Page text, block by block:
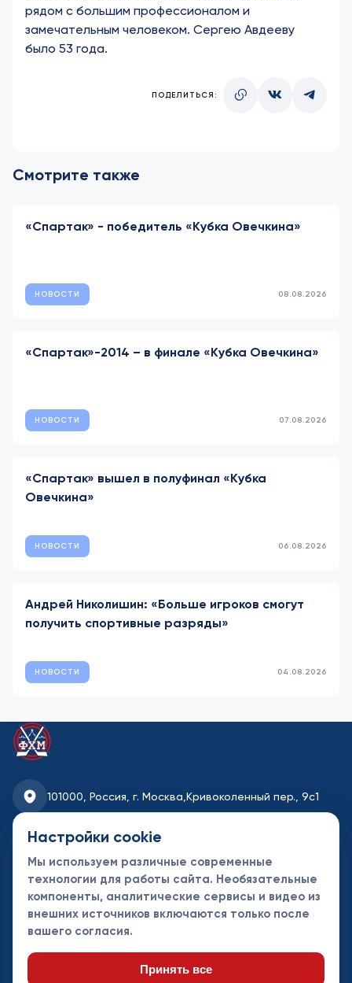
рядом с большим профессионалом и
замечательным человеком. Сергею Авдееву
было 53 года.
ПОДЕЛИТЬСЯ:
Смотрите также
«Спартак» - победитель «Кубка Овечкина»
НОВОСТИ 08.08.2026
«Спартак»-2014 – в финале «Кубка Овечкина»
НОВОСТИ 07.08.2026
«Спартак» вышел в полуфинал «Кубка
Овечкина»
НОВОСТИ 06.08.2026
Андрей Николишин: «Больше игроков смогут
получить спортивные разряды»
НОВОСТИ 04.08.2026
101000, Россия, г. Москва, Кривоколенный пер., 9с1
fhmoscow@mail.ru
8-495-621-35-95
Новости
Турниры
Контакты
партнеры
Настройки cookie
Мы используем различные современные
технологии для работы сайта. Необязательные
компоненты, аналитические сервисы и видео из
внешних источников включаются только после
вашего согласия.
Принять все